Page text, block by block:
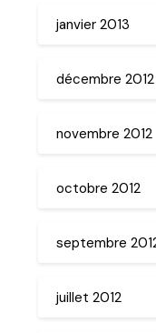
janvier 2013
décembre 2012
novembre 2012
octobre 2012
septembre
juillet 2012